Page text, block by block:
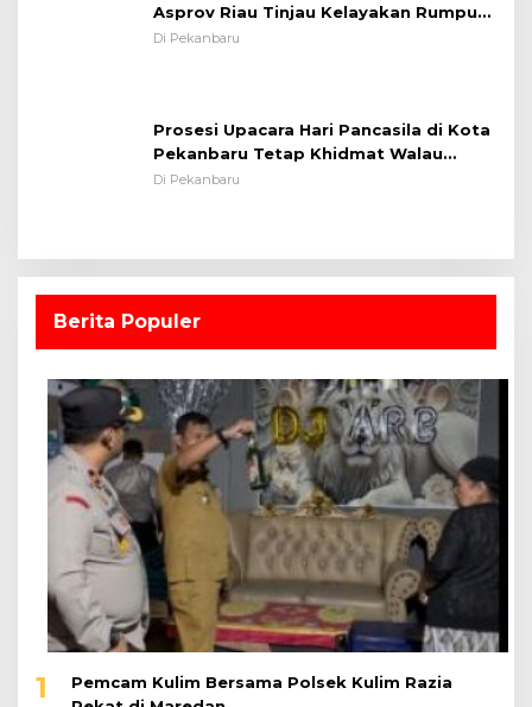
Asprov Riau Tinjau Kelayakan Rumput
Lapangan Sepakbola
Di Pekanbaru
Prosesi Upacara Hari Pancasila di Kota
Pekanbaru Tetap Khidmat Walau
Dalam Ruangan
Di Pekanbaru
Berita Populer
1
Pemcam Kulim Bersama Polsek Kulim Razia